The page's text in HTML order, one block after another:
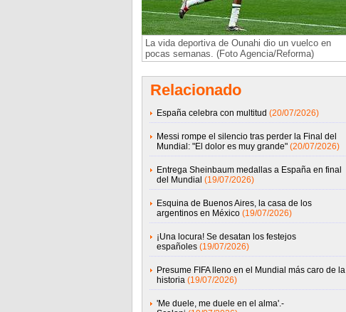
La vida deportiva de Ounahi dio un vuelco en
pocas semanas. (Foto Agencia/Reforma)
Relacionado
España celebra con multitud (20/07/2026)
Messi rompe el silencio tras perder la Final del
Mundial: "El dolor es muy grande" (20/07/2026)
Entrega Sheinbaum medallas a España en final
del Mundial (19/07/2026)
Esquina de Buenos Aires, la casa de los
argentinos en México (19/07/2026)
¡Una locura! Se desatan los festejos
españoles (19/07/2026)
Presume FIFA lleno en el Mundial más caro de la
historia (19/07/2026)
'Me duele, me duele en el alma'.-